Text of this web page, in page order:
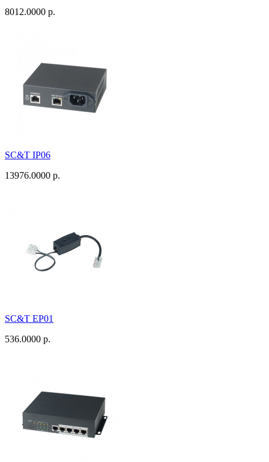
8012.0000 р.
SC&T IP06
13976.0000 р.
SC&T EP01
536.0000 р.